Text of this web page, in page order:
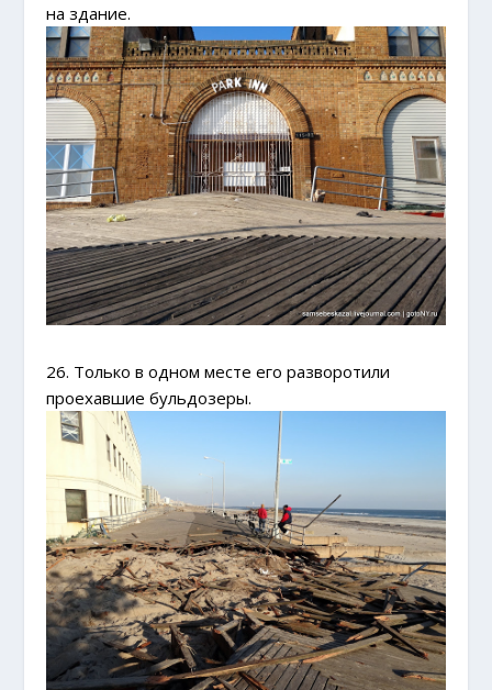
на здание.
26. Только в одном месте его разворотили
проехавшие бульдозеры.